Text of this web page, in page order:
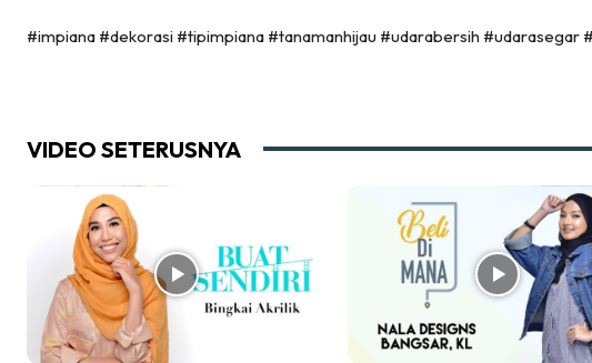
Hotel
Beli Di Mana
Buat Sendiri
Ilham Impiana
Ilham
Ilham
#impiana #dekorasi #tipimpiana #tanamanhijau #udarabersih #udarasegar
VIDEO SETERUSNYA